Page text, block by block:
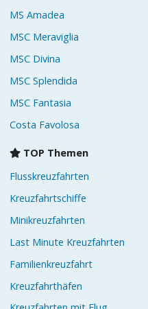
MS Amadea
MSC Meraviglia
MSC Divina
MSC Splendida
MSC Fantasia
Costa Favolosa
TOP Themen
Flusskreuzfahrten
Kreuzfahrtschiffe
Minikreuzfahrten
Last Minute Kreuzfahrten
Familienkreuzfahrt
Kreuzfahrthäfen